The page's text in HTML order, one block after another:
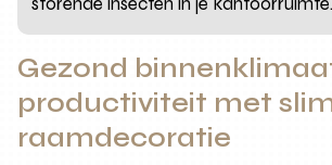
Gezond
productiviteit met
raamdecoratie